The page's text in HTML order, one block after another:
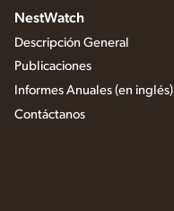
NestWatch
Descripción General
Publicaciones
Informes Anuales (en inglés)
Contáctanos